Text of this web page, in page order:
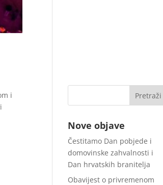
i
Nove objave
Čestitamo Dan pobjede i
domovinske zahvalnosti i
Dan hrvatskih branitelja
Obavijest o privremenom